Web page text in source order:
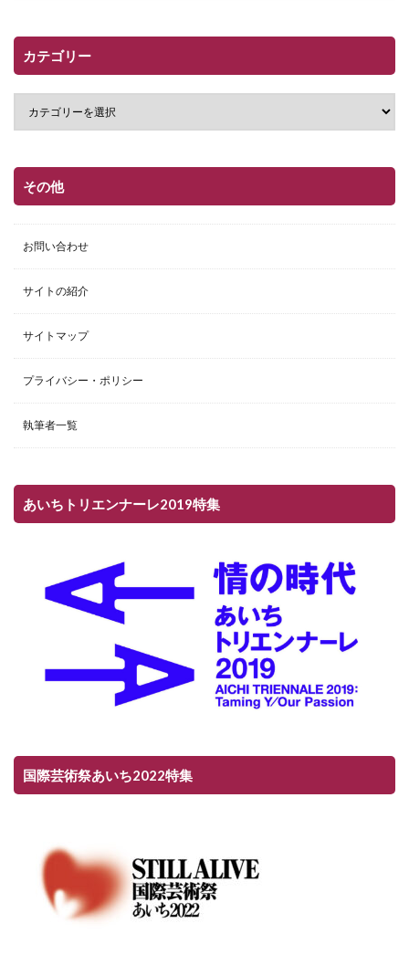
カテゴリー
その他
お問い合わせ
サイトの紹介
サイトマップ
プライバシー・ポリシー
執筆者一覧
あいちトリエンナーレ2019特集
国際芸術祭あいち2022特集